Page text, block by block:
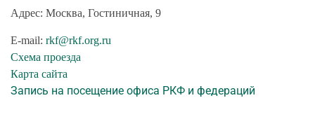
Адрес: Москва, Гостиничная, 9
E-mail: rkf@rkf.org.ru
Схема проезда
Карта сайта
Запись на посещение офиса РКФ и федераций